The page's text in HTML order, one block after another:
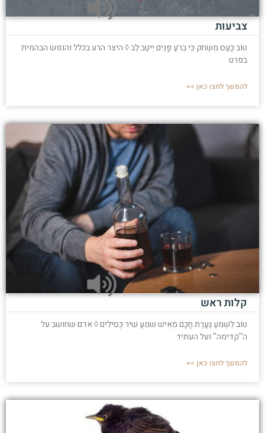
צביעות
טוֹב כַּעַס מִשְּׂחֹק כִּי בְרֹעַ פָּנִים יִיטַב לֵב ◊ היצר הרע בכלל והנפש הבהמית
בפרט
להמשך לחצו כאן >>
קלות ראש
טוֹב לִשְׁמֹעַ גַּעֲרַת חָכָם מֵאִישׁ שֹׁמֵעַ שִׁיר כְּסִילִים ◊ אדם שחושב על
ה''קדימה'' ועל העתיד
להמשך לחצו כאן >>